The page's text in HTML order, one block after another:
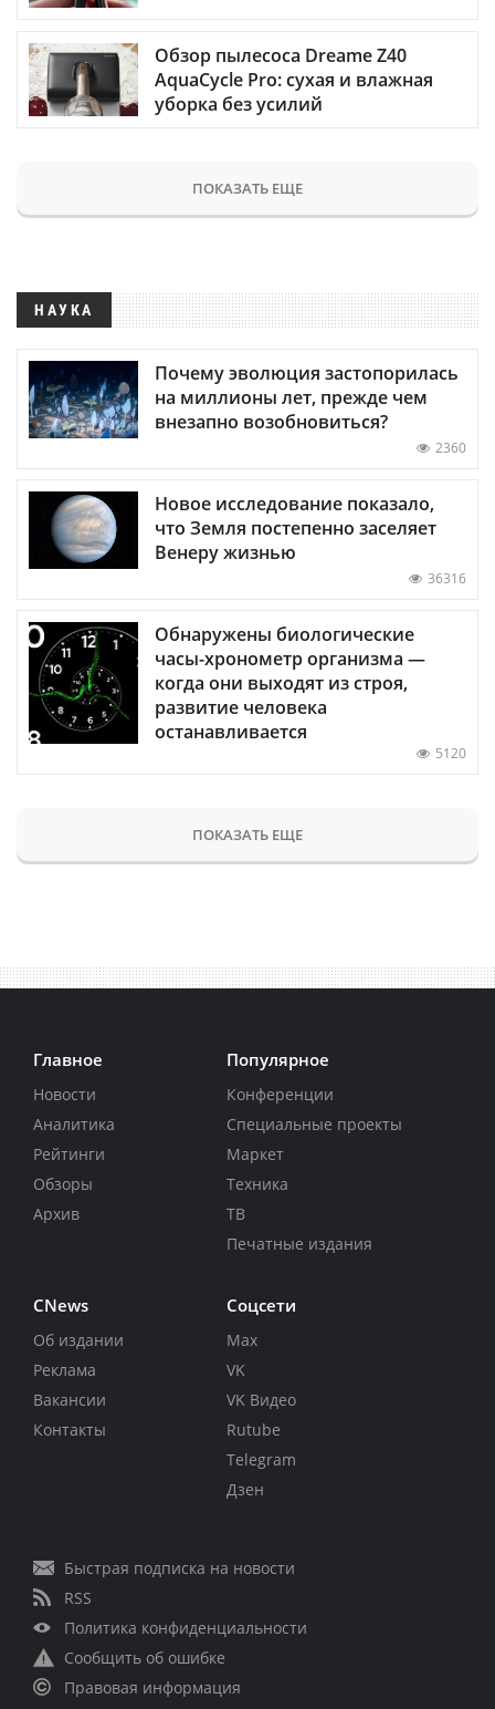
Обзор пылесоса Dreame Z40
AquaCycle Pro: сухая и влажная
уборка без усилий
ПОКАЗАТЬ ЕЩЕ
НАУКА
Почему эволюция застопорилась
на миллионы лет, прежде чем
внезапно возобновиться?
2360
Новое исследование показало,
что Земля постепенно заселяет
Венеру жизнью
36316
Обнаружены биологические
часы-хронометр организма —
когда они выходят из строя,
развитие человека
останавливается
5120
ПОКАЗАТЬ ЕЩЕ
Главное
Новости
Аналитика
Рейтинги
Обзоры
Архив
Популярное
Конференции
Специальные проекты
Маркет
Техника
ТВ
Печатные издания
CNews
Об издании
Реклама
Вакансии
Контакты
Соцсети
Max
VK
VK Видео
Rutube
Telegram
Дзен
Быстрая подписка на новости
RSS
Политика конфиденциальности
Сообщить об ошибке
Правовая информация